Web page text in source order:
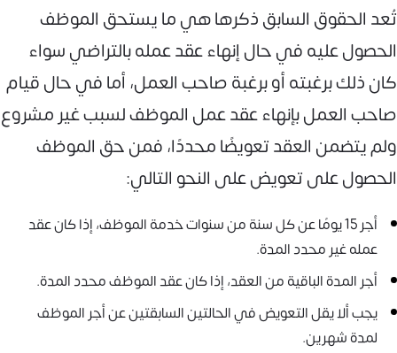
تُعد الحقوق السابق ذكرها هي ما يستحق الموظف
الحصول عليه في حال إنهاء عقد عمله بالتراضي سواء
كان ذلك برغبته أو برغبة صاحب العمل، أما في حال قيام
صاحب العمل بإنهاء عقد عمل الموظف لسبب غير مشروع
ولم يتضمن العقد تعويضًا محددًا، فمن حق الموظف
الحصول على تعويض على النحو التالي:
أجر 15 يومًا عن كل سنة من سنوات خدمة الموظف، إذا كان عقد
عمله غير محدد المدة.
أجر المدة الباقية من العقد، إذا كان عقد الموظف محدد المدة.
يجب ألا يقل التعويض في الحالتين السابقتين عن أجر الموظف
لمدة شهرين.